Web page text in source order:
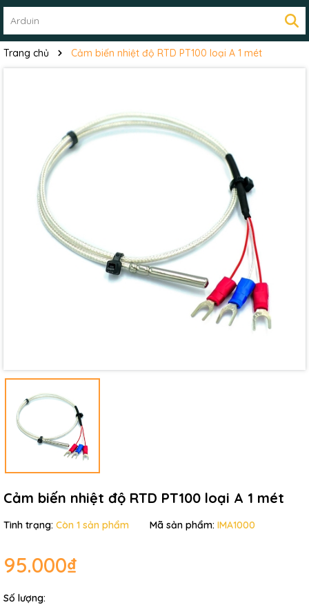
Trang chủ Cảm biến nhiệt độ RTD PT100 loại A 1 mét
Cảm biến nhiệt độ RTD PT100 loại A 1 mét
Tình trạng: Còn 1 sản phẩm Mã sản phẩm: IMA1000
95.000₫
Số lượng: